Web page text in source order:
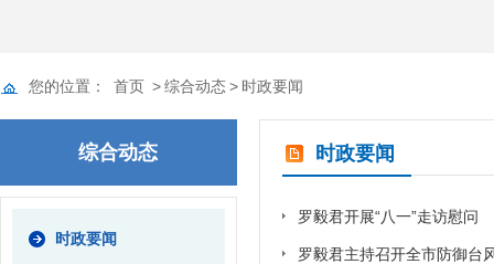
您的位置： 首页 >综合动态> 时政要闻
综合动态
时政要闻
时政要闻
罗毅君开展“八一”走访慰问
罗毅君主持召开全市防御台